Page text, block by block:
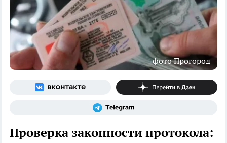
фото Прогород
Проверка законности протокола: